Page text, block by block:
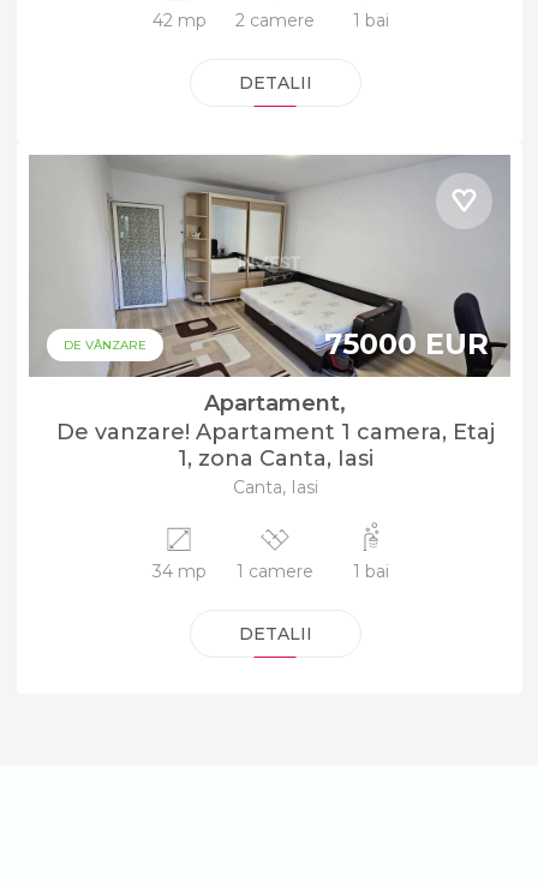
42 mp 2 camere 1 bai
DETALII
DE VÂNZARE 75000 EUR
Apartament,
De vanzare! Apartament 1 camera, Etaj
1, zona Canta, Iasi
Canta, Iasi
34 mp 1 camere 1 bai
DETALII